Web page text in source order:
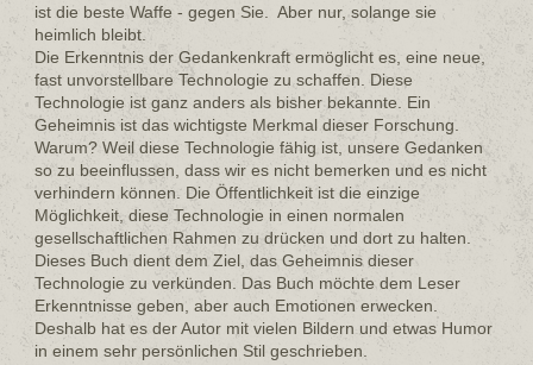
ist die beste Waffe - gegen Sie. Aber nur, solange sie
heimlich bleibt.
Die Erkenntnis der Gedankenkraft ermöglicht es, eine neue,
fast unvorstellbare Technologie zu schaffen. Diese
Technologie ist ganz anders als bisher bekannte. Ein
Geheimnis ist das wichtigste Merkmal dieser Forschung.
Warum? Weil diese Technologie fähig ist, unsere Gedanken
so zu beeinflussen, dass wir es nicht bemerken und es nicht
verhindern können. Die Öffentlichkeit ist die einzige
Möglichkeit, diese Technologie in einen normalen
gesellschaftlichen Rahmen zu drücken und dort zu halten.
Dieses Buch dient dem Ziel, das Geheimnis dieser
Technologie zu verkünden. Das Buch möchte dem Leser
Erkenntnisse geben, aber auch Emotionen erwecken.
Deshalb hat es der Autor mit vielen Bildern und etwas Humor
in einem sehr persönlichen Stil geschrieben.